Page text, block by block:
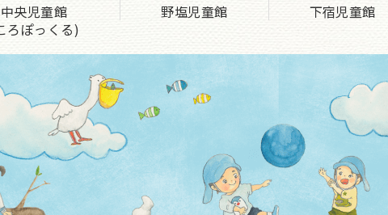
中央児童館
ろぽっくる)
野塩児童館 下宿児童館